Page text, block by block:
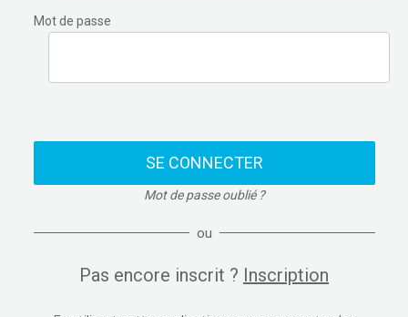
Mot de passe
SE CONNECTER
Mot de passe oublié ?
ou
Pas encore inscrit ? Inscription